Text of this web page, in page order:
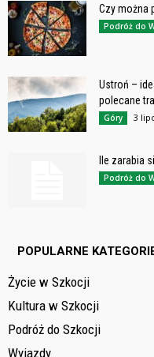
Czy można
Podróż do
Ustroń –
polecane
Góry 3
Ile zarabia
Podróż do
POPULARNE
Życie w Szkocji
Kultura w Szkocji
Podróż do Szkocji
Wyjazdy